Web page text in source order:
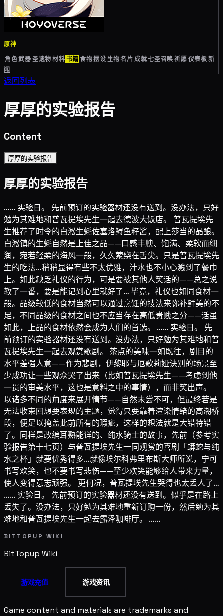
原神
角色武器圣遗物材料书籍食物摆设生物名片成就七圣召唤祈愿仪表板新
闻
返回列表
厚厚的实验报告
Content
厚厚的实验报告
厚厚的实验报告
…… 实验日。 先前预订的实验器材还没有送到。没办法，只好
勉为其难地和普瓦提埃先生一起去德波大饭店。 普瓦提埃先
生推荐了时令的白淞生蚝佐塞洛鲟鱼籽酱，配上莎当的晶酿。
白淞镇的生蚝自然是上佳之品——口感丰腴、饱满、柔软而细
润，宛若轻柔的海风一般，久久萦绕在舌尖。只是普瓦提埃先
生的吃法…稍稍显得有些不太优雅，汁水也不小心溅到了餐巾
上。如此缺乏礼仪的行为，可是要被其他人笑话的——总之说
教了一番，要是能记到心里就好了… 毕竟，礼仪也如同食材一
般。品级较低的食材当然可以通过烹饪的技法来弥补鲜美的不
足，不同品级的食材之间也不应当存在高低贵贱之分——话虽
如此，上品的食材依然会成为人们的首选。 …… 实验日。 先
前预订的实验器材还没有送到。没办法，只好勉为其难地和普
瓦提埃先生一起去观赏歌剧。 茶点的美味一如既往，剧目的
水平差强人意——作为悲剧，伊黎耶与厄歌莉娅诀别的场景至
少成功让一些观众哭了出来（比如普瓦提埃先生——考虑到他
一贯的审美水平，这也是意料之中的事情），而非笑出声。
以诸多不同的角度来展开情节——自然未尝不可，但最终若是
无法收束回想要表现的主题，觉得只要靠着渲染情绪的高潮桥
段，便足以掩盖此前所有的瑕疵，这样的想法就是大错特错
了。同样是改编耳熟能详的、纯水骑士的故事，先前（参考实
验报告第十七页）与普瓦提埃先生一同观赏的喜剧「蟒蛇与纯
水之杯」就要优秀得多…就像埃尔科弗里布斯大师所说，宁可
书写欢笑，也不要书写悲伤——至少欢笑能够给人带来力量，
使人变得意志顽强。 更何况，普瓦提埃先生哭得也太丢人了…
…… 实验日。 先前预订的实验器材还没有送到。似乎是在路上
丢失了。没办法，只好勉为其难地重新订购一份，然后勉为其
难地和普瓦提埃先生一起去露泽咖啡厅。 ……
BITTOPUP WIKI
BitTopup Wiki
游戏充值 游戏资讯
Game content and materials are trademarks and